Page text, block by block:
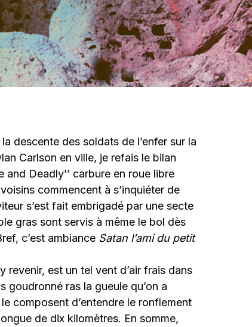
descente des soldats de l’enfer sur la
Carlson en ville, je refais le bilan
and Deadly’’ carbure en roue libre
commencent à s’inquiéter de
s’est fait embrigadé par une secte
gras sont servis à même le bol dès
c’est ambiance Satan l’ami du petit
revenir, est un tel vent d’air frais dans
goudronné ras la gueule qu’on a
composent d’entendre le ronflement
de dix kilomètres. En somme,